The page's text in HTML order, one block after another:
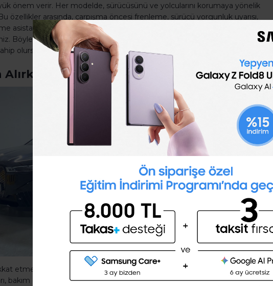
İngilizce seviyeni öğrenmek
ister misin ?
(A1,A2,B1,B2,C1,C2)
Şimdi değil Evet
önem verir. Her modelde, sürücüsünü ve yolcularını korumaya yönelik
özellikler arasında, çarpışma öncesi frenleme, sürücü yorgunluk uyarısı,
asistanı ve daha fazlası yer alır. İkinci el BMW alırken, bu güvenlik
Böylece, yalnızca lüks bir araca değil, aynı zamanda yüksek güvenlik
olursunuz.
Alırken Nelere Dikkat Etmelisiniz?
etmeniz gereken birkaç önemli nokta vardır. Öncelikle aracın
bakım geçmişi ve kilometre durumu, alım kararınızı etkileyebilir. Ayrıca,